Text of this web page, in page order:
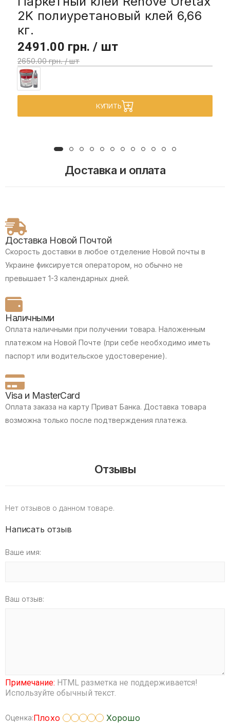
2K полиуретановый клей 6,66
кг.
2491.00 грн. / шт
2650.00 грн. / шт
КУПИТЬ
Доставка и оплата
Доставка Новой Почтой
Скорость доставки в любое отделение Новой почты в
Украине фиксируется оператором, но обычно не
превышает 1-3 календарных дней.
Наличными
Оплата наличными при получении товара. Наложенным
платежом на Новой Почте (при себе необходимо иметь
паспорт или водительское удостоверение).
Visa и MasterCard
Оплата заказа на карту Приват Банка. Доставка товара
возможна только после подтверждения платежа.
Отзывы
Нет отзывов о данном товаре.
Написать отзыв
Ваше имя:
Ваш отзыв:
Примечание: HTML разметка не поддерживается!
Используйте обычный текст.
Оценка:Плохо Хорошо